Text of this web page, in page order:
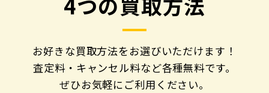
お好きな買取方法をお選びいただけます！
査定料・キャンセル料など各種無料です。
ぜひお気軽にご利用ください。